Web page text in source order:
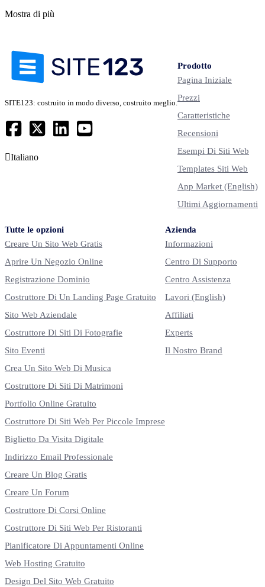
Mostra di più
SITE123: costruito in modo diverso, costruito meglio.
Italiano
Prodotto
Pagina Iniziale
Prezzi
Caratteristiche
Recensioni
Esempi Di Siti Web
Templates Siti Web
App Market (English)
Ultimi Aggiornamenti
Tutte le opzioni
Creare Un Sito Web Gratis
Aprire Un Negozio Online
Registrazione Dominio
Costruttore Di Un Landing Page Gratuito
Sito Web Aziendale
Costruttore Di Siti Di Fotografie
Sito Eventi
Crea Un Sito Web Di Musica
Costruttore Di Siti Di Matrimoni
Portfolio Online Gratuito
Costruttore Di Siti Web Per Piccole Imprese
Biglietto Da Visita Digitale
Indirizzo Email Professionale
Creare Un Blog Gratis
Creare Un Forum
Costruttore Di Corsi Online
Costruttore Di Siti Web Per Ristoranti
Pianificatore Di Appuntamenti Online
Web Hosting Gratuito
Design Del Sito Web Gratuito
Azienda
Informazioni
Centro Di Supporto
Centro Assistenza
Lavori (English)
Affiliati
Experts
Il Nostro Brand